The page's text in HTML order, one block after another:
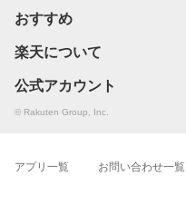
おすすめ
楽天について
公式アカウント
© Rakuten Group, Inc.
アプリ一覧 お問い合わせ一覧